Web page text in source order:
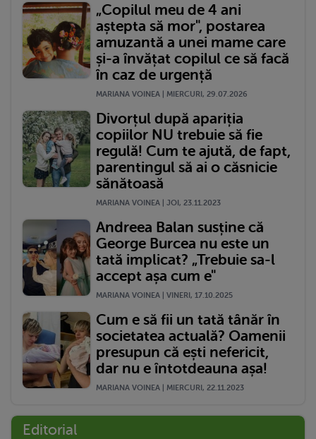
„Copilul meu de 4 ani
aștepta să mor", postarea
amuzantă a unei mame care
și-a învățat copilul ce să facă
în caz de urgență
MARIANA VOINEA | MIERCURI, 29.07.2026
Divorțul după apariția
copiilor NU trebuie să fie
regulă! Cum te ajută, de fapt,
parentingul să ai o căsnicie
sănătoasă
MARIANA VOINEA | JOI, 23.11.2023
Andreea Balan susține că
George Burcea nu este un
tată implicat? „Trebuie sa-l
accept așa cum e"
MARIANA VOINEA | VINERI, 17.10.2025
Cum e să fii un tată tânăr în
societatea actuală? Oamenii
presupun că ești nefericit,
dar nu e întotdeauna așa!
MARIANA VOINEA | MIERCURI, 22.11.2023
Editorial